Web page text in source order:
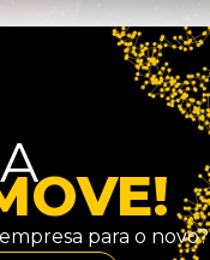
para o novo?